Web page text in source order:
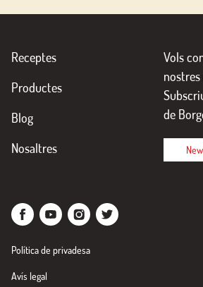
Receptes
Productes
Blog
Nosaltres
Vols
de
Política de privadesa
Avís legal